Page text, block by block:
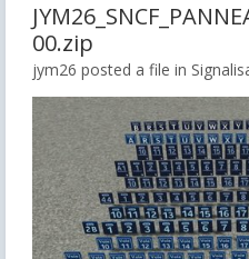
00.zip
jym26 posted a file in